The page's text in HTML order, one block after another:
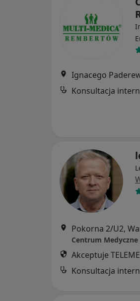
Ignacego
Konsultacja
Pokorna 2/U2,
Centrum Medyczne
Akceptuje
Konsultacja